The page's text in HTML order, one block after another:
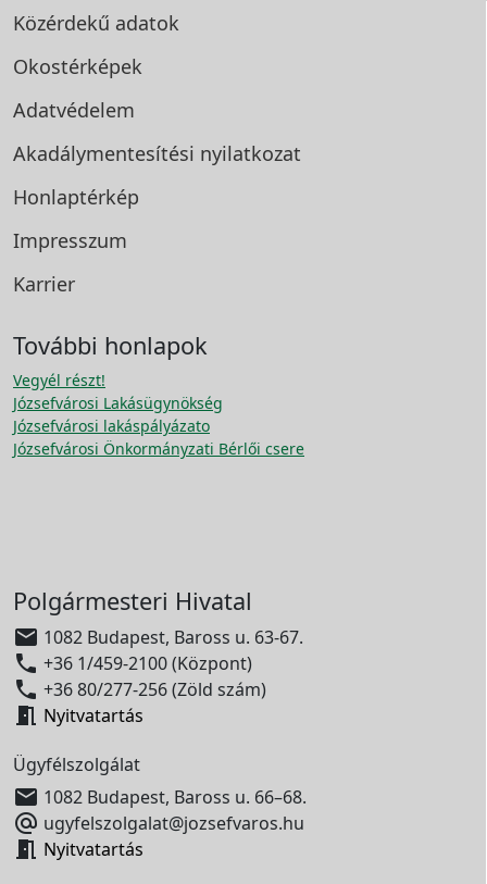
Közérdekű adatok
Okostérképek
Adatvédelem
Akadálymentesítési nyilatkozat
Honlaptérkép
Impresszum
Karrier
További honlapok
Vegyél részt!
Józsefvárosi Lakásügynökség
Józsefvárosi lakáspályázato
Józsefvárosi Önkormányzati Bérlői csere
Polgármesteri Hivatal
 1082 Budapest, Baross u. 63-67.
 +36 1/459-2100 (Központ)
 +36 80/277-256 (Zöld szám)
 Nyitvatartás
Ügyfélszolgálat
 1082 Budapest, Baross u. 66–68.
 ugyfelszolgalat@jozsefvaros.hu
 Nyitvatartás